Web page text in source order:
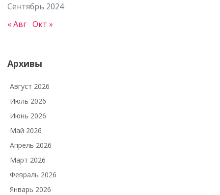
Сентябрь 2024
« Авг Окт »
Архивы
Август 2026
Июль 2026
Июнь 2026
Май 2026
Апрель 2026
Март 2026
Февраль 2026
Январь 2026